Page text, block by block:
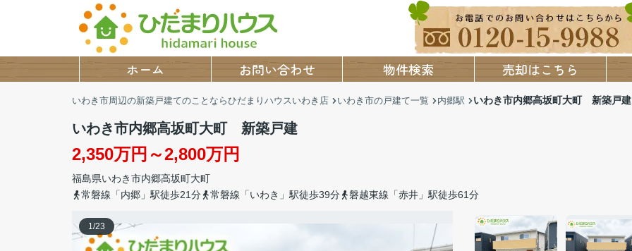
ホーム お問い合わせ 物件検索 売却はこちら
いわき市周辺の新築戸建てのことならひだまりハウスいわき店 いわき市の戸建て一覧 内郷駅 いわき市内郷高坂町大町 新築戸建
いわき市内郷高坂町大町 新築戸建
2,350万円～2,800万円
福島県いわき市内郷高坂町大町
常磐線「内郷」駅徒歩21分
常磐線「いわき」駅徒歩39分 磐越東線「赤井」駅徒歩61分
1/23